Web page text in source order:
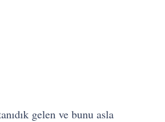
gelen ve bunu asla